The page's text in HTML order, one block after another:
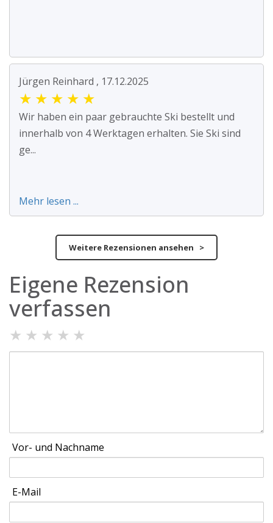
Jürgen Reinhard , 17.12.2025
★ ★ ★ ★ ★
Wir haben ein paar gebrauchte Ski bestellt und
innerhalb von 4 Werktagen erhalten. Sie Ski sind
ge...
Mehr lesen ...
Weitere Rezensionen ansehen >
Eigene Rezension
verfassen
★ ★ ★ ★ ★
Vor- und Nachname
E-Mail